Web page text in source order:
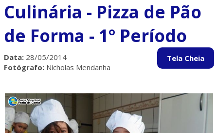
Culinária - Pizza de Pão
de Forma - 1° Período
Data: 28/05/2014
Fotógrafo: Nicholas Mendanha